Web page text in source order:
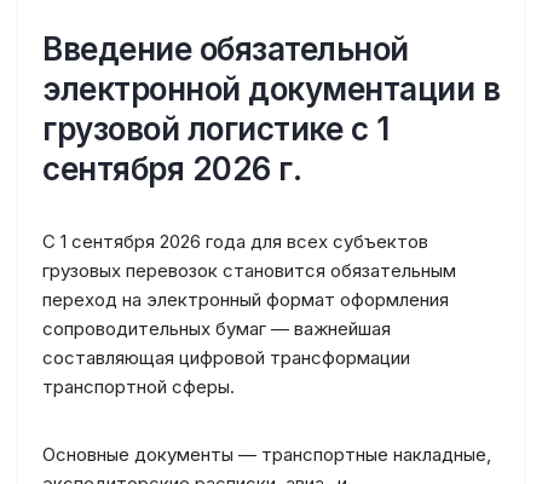
Введение обязательной
электронной документации в
грузовой логистике с 1
сентября 2026 г.
С 1 сентября 2026 года для всех субъектов
грузовых перевозок становится обязательным
переход на электронный формат оформления
сопроводительных бумаг — важнейшая
составляющая цифровой трансформации
транспортной сферы.
Основные документы — транспортные накладные,